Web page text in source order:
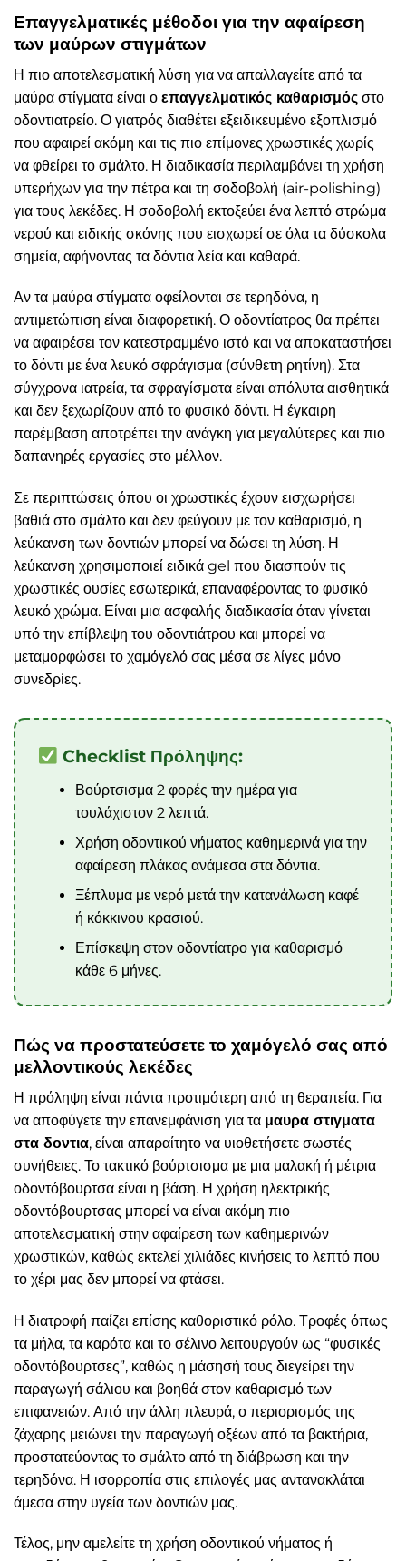
Επαγγελματικές μέθοδοι για την αφαίρεση
των μαύρων στιγμάτων
Η πιο αποτελεσματική λύση για να απαλλαγείτε από τα
μαύρα στίγματα είναι ο επαγγελματικός καθαρισμός στο
οδοντιατρείο. Ο γιατρός διαθέτει εξειδικευμένο εξοπλισμό
που αφαιρεί ακόμη και τις πιο επίμονες χρωστικές χωρίς
να φθείρει το σμάλτο. Η διαδικασία περιλαμβάνει τη χρήση
υπερήχων για την πέτρα και τη σοδοβολή (air-polishing)
για τους λεκέδες. Η σοδοβολή εκτοξεύει ένα λεπτό στρώμα
νερού και ειδικής σκόνης που εισχωρεί σε όλα τα δύσκολα
σημεία, αφήνοντας τα δόντια λεία και καθαρά.
Αν τα μαύρα στίγματα οφείλονται σε τερηδόνα, η
αντιμετώπιση είναι διαφορετική. Ο οδοντίατρος θα πρέπει
να αφαιρέσει τον κατεστραμμένο ιστό και να αποκαταστήσει
το δόντι με ένα λευκό σφράγισμα (σύνθετη ρητίνη). Στα
σύγχρονα ιατρεία, τα σφραγίσματα είναι απόλυτα αισθητικά
και δεν ξεχωρίζουν από το φυσικό δόντι. Η έγκαιρη
παρέμβαση αποτρέπει την ανάγκη για μεγαλύτερες και πιο
δαπανηρές εργασίες στο μέλλον.
Σε περιπτώσεις όπου οι χρωστικές έχουν εισχωρήσει
βαθιά στο σμάλτο και δεν φεύγουν με τον καθαρισμό, η
λεύκανση των δοντιών μπορεί να δώσει τη λύση. Η
λεύκανση χρησιμοποιεί ειδικά gel που διασπούν τις
χρωστικές ουσίες εσωτερικά, επαναφέροντας το φυσικό
λευκό χρώμα. Είναι μια ασφαλής διαδικασία όταν γίνεται
υπό την επίβλεψη του οδοντιάτρου και μπορεί να
μεταμορφώσει το χαμόγελό σας μέσα σε λίγες μόνο
συνεδρίες.
Checklist Πρόληψης:
Βούρτσισμα 2 φορές την ημέρα για
τουλάχιστον 2 λεπτά.
Χρήση οδοντικού νήματος καθημερινά για την
αφαίρεση πλάκας ανάμεσα στα δόντια.
Ξέπλυμα με νερό μετά την κατανάλωση καφέ
ή κόκκινου κρασιού.
Επίσκεψη στον οδοντίατρο για καθαρισμό
κάθε 6 μήνες.
Πώς να προστατεύσετε το χαμόγελό σας από
μελλοντικούς λεκέδες
Η πρόληψη είναι πάντα προτιμότερη από τη θεραπεία. Για
να αποφύγετε την επανεμφάνιση για τα μαυρα στιγματα
στα δοντια, είναι απαραίτητο να υιοθετήσετε σωστές
συνήθειες. Το τακτικό βούρτσισμα με μια μαλακή ή μέτρια
οδοντόβουρτσα είναι η βάση. Η χρήση ηλεκτρικής
οδοντόβουρτσας μπορεί να είναι ακόμη πιο
αποτελεσματική στην αφαίρεση των καθημερινών
χρωστικών, καθώς εκτελεί χιλιάδες κινήσεις το λεπτό που
το χέρι μας δεν μπορεί να φτάσει.
Η διατροφή παίζει επίσης καθοριστικό ρόλο. Τροφές όπως
τα μήλα, τα καρότα και το σέλινο λειτουργούν ως “φυσικές
οδοντόβουρτσες”, καθώς η μάσησή τους διεγείρει την
παραγωγή σάλιου και βοηθά στον καθαρισμό των
επιφανειών. Από την άλλη πλευρά, ο περιορισμός της
ζάχαρης μειώνει την παραγωγή οξέων από τα βακτήρια,
προστατεύοντας το σμάλτο από τη διάβρωση και την
τερηδόνα. Η ισορροπία στις επιλογές μας αντανακλάται
άμεσα στην υγεία των δοντιών μας.
Τέλος, μην αμελείτε τη χρήση οδοντικού νήματος ή